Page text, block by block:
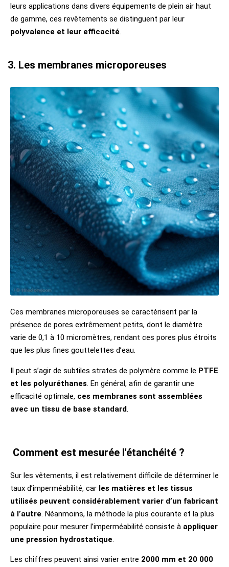
leurs applications dans divers équipements de plein air haut
de gamme, ces revêtements se distinguent par leur
polyvalence et leur efficacité.
3. Les membranes microporeuses
Ces membranes microporeuses se caractérisent par la
présence de pores extrêmement petits, dont le diamètre
varie de 0,1 à 10 micromètres, rendant ces pores plus étroits
que les plus fines gouttelettes d’eau.
Il peut s’agir de subtiles strates de polymère comme le PTFE
et les polyuréthanes . En général, afin de garantir une
efficacité optimale, ces membranes sont assemblées
avec un tissu de base standard
Comment est mesurée l'étanchéité ?
Sur les vêtements, il est relativement difficile de déterminer le
taux d’imperméabilité, car les matières et les tissus
utilisés peuvent considérablement varier d’un fabricant
à l’autre. Néanmoins, la méthode la plus courante et la plus
populaire pour mesurer l’imperméabilité consiste à appliquer
une pression hydrostatique.
Les chiffres peuvent ainsi varier entre 2000 mm et 20 000